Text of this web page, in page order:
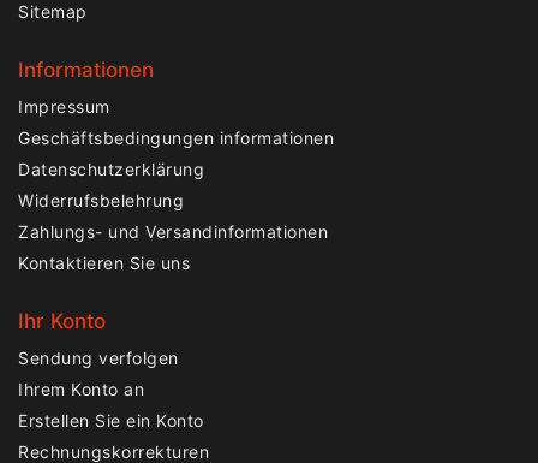
Sitemap
Informationen
Impressum
Geschäftsbedingungen informationen
Datenschutzerklärung
Widerrufsbelehrung
Zahlungs- und Versandinformationen
Kontaktieren Sie uns
Ihr Konto
Sendung verfolgen
Ihrem Konto an
Erstellen Sie ein Konto
Rechnungskorrekturen